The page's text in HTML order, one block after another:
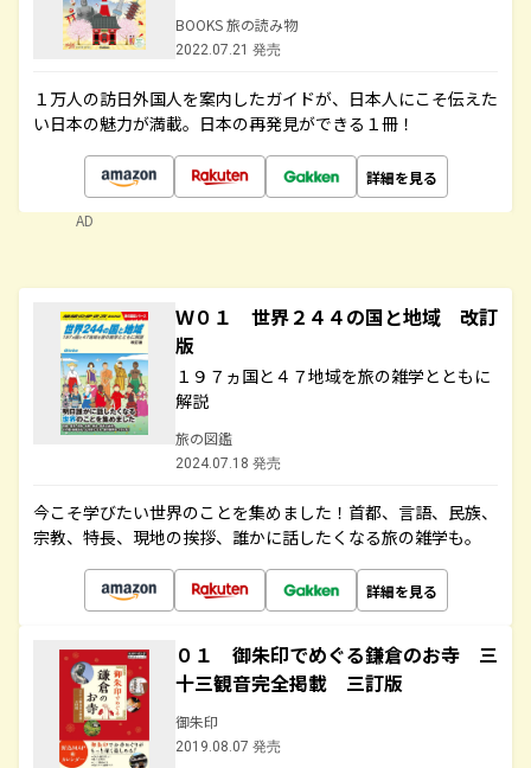
BOOKS 旅の読み物
2022.07.21 発売
１万人の訪日外国人を案内したガイドが、日本人にこそ伝えた
い日本の魅力が満載。日本の再発見ができる１冊！
詳細を見る
AD
Ｗ０１ 世界２４４の国と地域 改訂
版
１９７ヵ国と４７地域を旅の雑学とともに
解説
旅の図鑑
2024.07.18 発売
今こそ学びたい世界のことを集めました！首都、言語、民族、
宗教、特長、現地の挨拶、誰かに話したくなる旅の雑学も。
詳細を見る
０１ 御朱印でめぐる鎌倉のお寺 三
十三観音完全掲載 三訂版
御朱印
2019.08.07 発売